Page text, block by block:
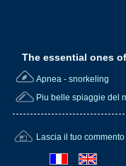
The essential ones
Apnea - snorkeling
Piu belle spiaggie del
Lascia il tuo commento